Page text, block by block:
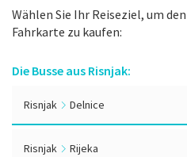
Wählen Sie Ihr Reiseziel, um
Fahrkarte zu kaufen:
Die Busse aus Risnjak:
Risnjak Delnice
Risnjak Rijeka